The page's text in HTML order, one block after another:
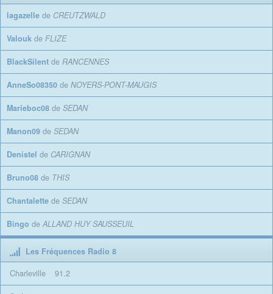
lagazelle de CREUTZWALD
Valouk de FLIZE
BlackSilent de RANCENNES
AnneSo08350 de NOYERS-PONT-MAUGIS
Marieboc08 de SEDAN
Manon09 de SEDAN
Denistel de CARIGNAN
Bruno08 de THIS
Chantalette de SEDAN
Bingo de ALLAND HUY SAUSSEUIL
Les Fréquences Radio 8
Charleville
91.2